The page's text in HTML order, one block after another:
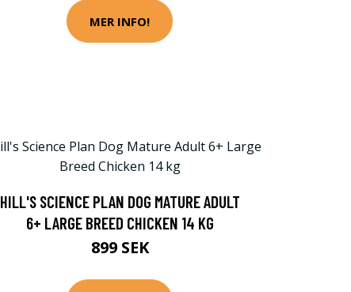
MER INFO!
HILL'S SCIENCE PLAN DOG MATURE ADULT
6+ LARGE BREED CHICKEN 14 KG
899 SEK